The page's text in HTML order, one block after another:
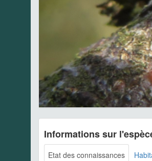
Informations sur
Etat des connaissances